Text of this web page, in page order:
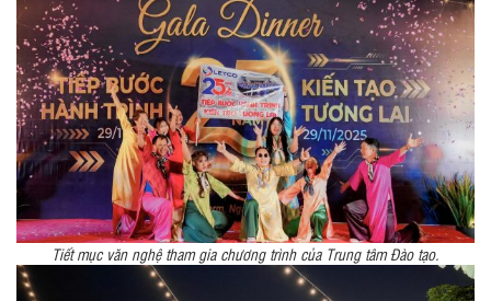
Tiết mục văn nghệ tham gia chương trình của Trung tâm Đào tạo.